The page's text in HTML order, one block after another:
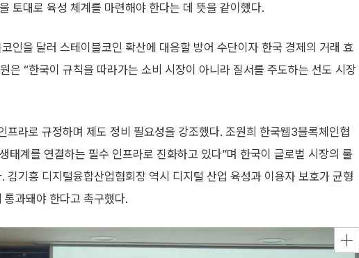
토대로 육성 체계를 마련해야 한다는 데 뜻을 같이했다.
인을 달러 스테이블코인 확산에 대응할 방어 수단이자 한국 경제의 거래 효
은 “한국이 규칙을 따라가는 소비 시장이 아니라 질서를 주도하는 선도 시장
프라로 규정하며 제도 정비 필요성을 강조했다. 조원희 한국웹3블록체인협
태계를 연결하는 필수 인프라로 진화하고 있다”며 한국이 글로벌 시장의 룰
김기흥 디지털융합산업협회장 역시 디지털 산업 육성과 이용자 보호가 균형
과돼야 한다고 촉구했다.